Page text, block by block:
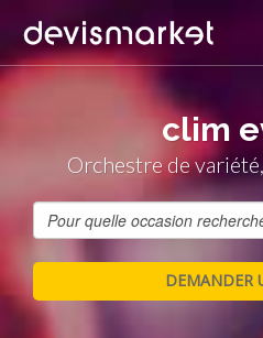
clim
Orchestre de